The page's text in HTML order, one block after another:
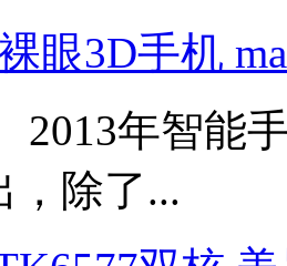
眼3D手机
2013年智能
，除了...